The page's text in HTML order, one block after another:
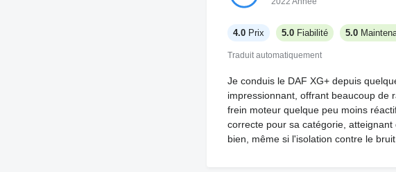
4.0 Prix 5.0 Fiabilité 5.0
Traduit automatiquement
Je conduis le DAF XG+ depuis
impressionnant, offrant beaucoup de
frein moteur quelque peu moins
correcte pour sa catégorie,
bien, même si l'isolation contre le